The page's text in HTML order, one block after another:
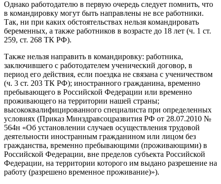
Однако работодателю в первую очередь следует помнить, что
в командировку могут быть направлены не все работники.
Так, ни при каких обстоятельствах нельзя командировать
беременных, а также работников в возрасте до 18 лет (ч. 1 ст.
259, ст. 268 ТК РФ).
Также нельзя направить в командировку: работника,
заключившего с работодателем ученический договор, в
период его действия, если поездка не связана с ученичеством
(ч. 3 ст. 203 ТК РФ); иностранного гражданина, временно
пребывающего в Российской Федерации или временно
проживающего на территории нашей страны;
высококвалифицированного специалиста при определенных
условиях (Приказ Минздравсоцразвития РФ от 28.07.2010 №
564н «Об установлении случаев осуществления трудовой
деятельности иностранным гражданином или лицом без
гражданства, временно пребывающими (проживающими) в
Российской Федерации, вне пределов субъекта Российской
Федерации, на территории которого им выдано разрешение на
работу (разрешено временное проживание)»).